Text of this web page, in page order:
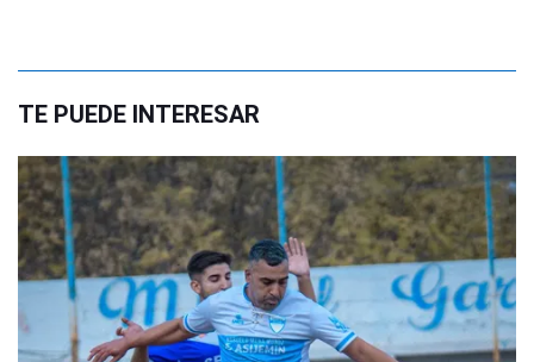
TE PUEDE INTERESAR